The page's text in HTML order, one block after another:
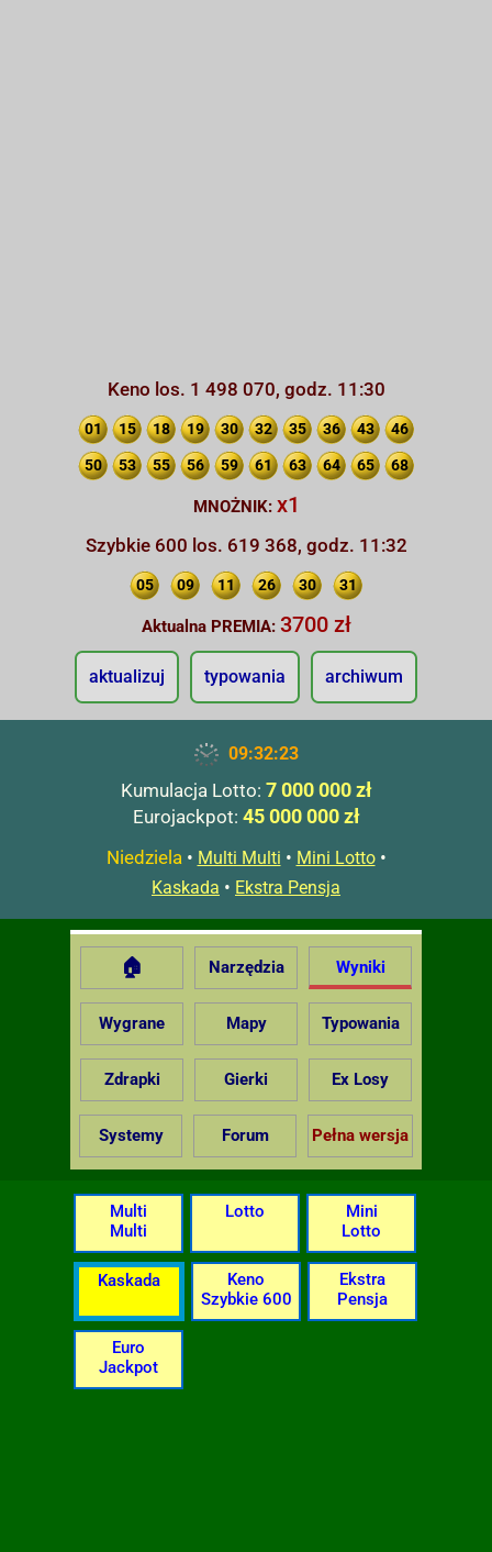
Keno los. 1 498 070, godz. 11:30
01 15 18 19 30 32 35 36 43 46
50 53 55 56 59 61 63 64 65 68
MNOŻNIK: x1
Szybkie 600 los. 619 368, godz. 11:32
05 09 11 26 30 31
Aktualna PREMIA: 3700 zł
aktualizuj typowania archiwum
09:32:24
Kumulacja Lotto: 7 000 000 zł
Eurojackpot: 45 000 000 zł
Niedziela• Multi Multi • Mini Lotto•
Kaskada • Ekstra Pensja
🏠 Narzędzia Wyniki
Wygrane Mapy Typowania
Zdrapki Gierki Ex Losy
Systemy Forum Pełna wersja
Multi
Multi
Lotto
Mini
Lotto
Kaskada
Keno
Szybkie 600
Ekstra
Pensja
Euro
Jackpot